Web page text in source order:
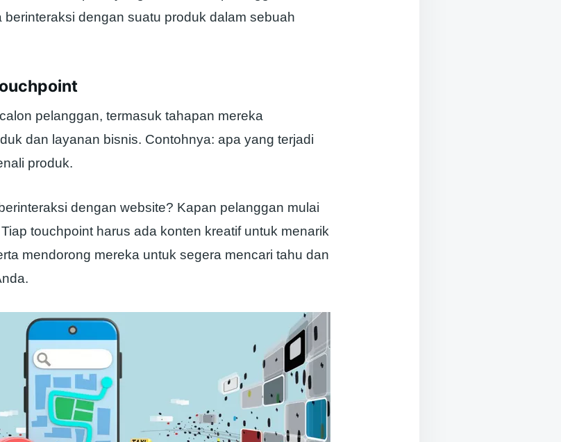
berinteraksi dengan suatu produk dalam sebuah
pelanggan, termasuk tahapan mereka
dan layanan bisnis. Contohnya: apa yang terjadi
produk.
dengan website? Kapan pelanggan mulai
touchpoint harus ada konten kreatif untuk menarik
mendorong mereka untuk segera mencari tahu dan